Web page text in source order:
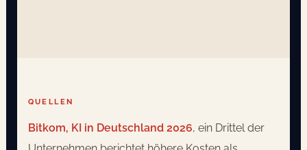
QUELLEN
Bitkom, KI in Deutschland 2026, ein Drittel der